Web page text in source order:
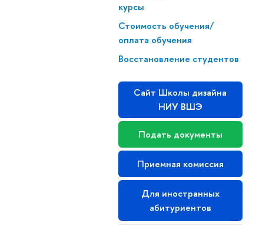
курсы
Стоимость обучения/
оплата обучения
Восстановление студентов
Сайт Школы дизайна
НИУ ВШЭ
Подать документы
Приемная комиссия
Для иностранных
абитуриентов